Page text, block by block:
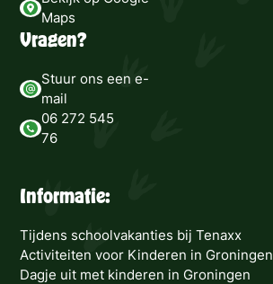
Maps
Vragen?
Stuur ons een e-
mail
06 272 545
76
Informatie:
Tijdens schoolvakanties bij Tenaxx
Activiteiten voor Kinderen in Groningen
Dagje uit met kinderen in Groningen